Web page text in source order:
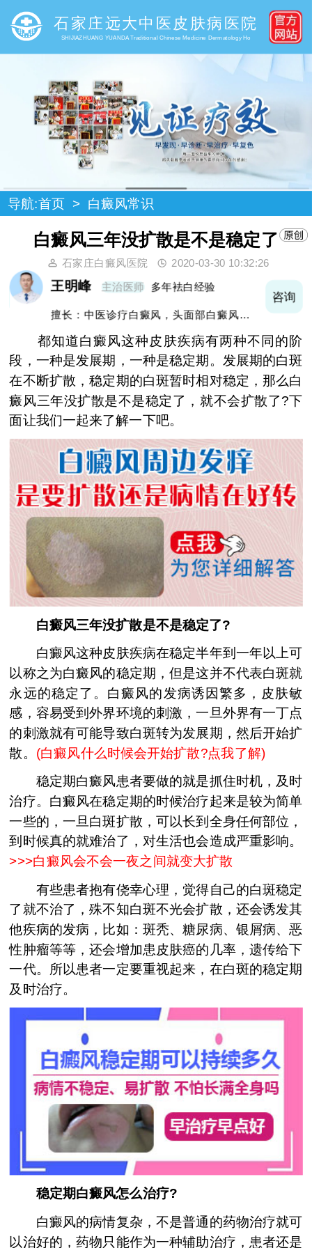
石家庄远大中医皮肤病医院
SHIJIAZHUANG YUANDA Traditional Chinese Medicine Dermatology Ho
导航:首页 > 白癜风常识
白癜风三年没扩散是不是稳定了
石家庄白癜风医院 2020-03-30 10:32:26
王明峰 主治医师 多年袪白经验
擅长：中医诊疗白癜风，头面部白癜风，青
咨询
都知道白癜风这种皮肤疾病有两种不同的阶
段，一种是发展期，一种是稳定期。发展期的白斑
在不断扩散，稳定期的白斑暂时相对稳定，那么白
癜风三年没扩散是不是稳定了，就不会扩散了?下
面让我们一起来了解一下吧。
白癜风三年没扩散是不是稳定了?
白癜风这种皮肤疾病在稳定半年到一年以上可
以称之为白癜风的稳定期，但是这并不代表白斑就
永远的稳定了。白癜风的发病诱因繁多，皮肤敏
感，容易受到外界环境的刺激，一旦外界有一丁点
的刺激就有可能导致白斑转为发展期，然后开始扩
散。 (白癜风什么时候会开始扩散?点我了解)
稳定期白癜风患者要做的就是抓住时机，及时
治疗。白癜风在稳定期的时候治疗起来是较为简单
一些的，一旦白斑扩散，可以长到全身任何部位，
到时候真的就难治了，对生活也会造成严重影响。
>>>白癜风会不会一夜之间就变大扩散
有些患者抱有侥幸心理，觉得自己的白斑稳定
了就不治了，殊不知白斑不光会扩散，还会诱发其
他疾病的发病，比如：斑秃、糖尿病、银屑病、恶
性肿瘤等等，还会增加患皮肤癌的几率，遗传给下
一代。所以患者一定要重视起来，在白斑的稳定期
及时治疗。
稳定期白癜风怎么治疗?
白癜风的病情复杂，不是普通的药物治疗就可
以治好的，药物只能作为一种辅助治疗，患者还是